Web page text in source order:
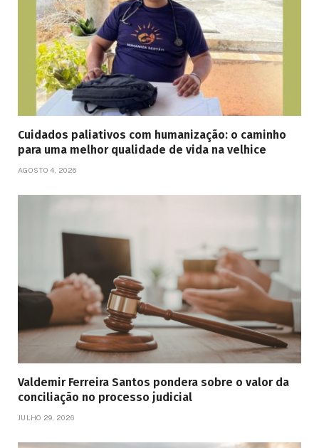
Cuidados paliativos com humanização: o caminho
para uma melhor qualidade de vida na velhice
AGOSTO 4, 2026
Valdemir Ferreira Santos pondera sobre o valor da
conciliação no processo judicial
JULHO 29, 2026